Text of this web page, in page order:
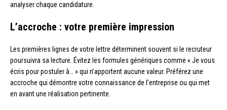
analyser chaque candidature.
L’accroche : votre première impression
Les premières lignes de votre lettre déterminent souvent si le recruteur
poursuivra sa lecture. Évitez les formules génériques comme « Je vous
écris pour postuler à… » qui n’apportent aucune valeur. Préférez une
accroche qui démontre votre connaissance de l’entreprise ou qui met
en avant une réalisation pertinente.